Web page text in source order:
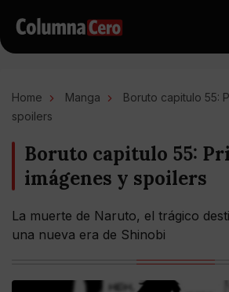
Home Manga
Boruto capitulo 55:
spoilers
Boruto capitulo 55:
imágenes y spoilers
La muerte de Naruto, el trágico
una nueva era de Shinobi